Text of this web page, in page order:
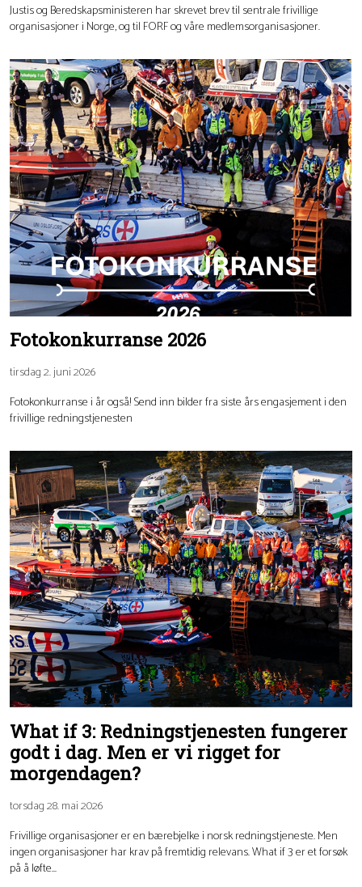
Justis og Beredskapsministeren har skrevet brev til sentrale frivillige
organisasjoner i Norge, og til FORF og våre medlemsorganisasjoner.
Fotokonkurranse 2026
tirsdag 2. juni 2026
Fotokonkurranse i år også! Send inn bilder fra siste års engasjement i den
frivillige redningstjenesten
What if 3: Redningstjenesten fungerer
godt i dag. Men er vi rigget for
morgendagen?
torsdag 28. mai 2026
Frivillige organisasjoner er en bærebjelke i norsk redningstjeneste. Men
ingen organisasjoner har krav på fremtidig relevans. What if 3 er et forsøk
på å løfte...